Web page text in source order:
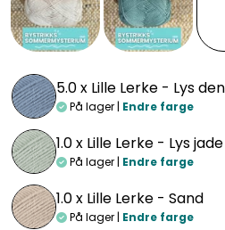
5.0 x Lille Lerke - Lys
På lager | Endre farge
1.0 x Lille Lerke - Lys jade
På lager | Endre farge
1.0 x Lille Lerke - Sand
På lager | Endre farge